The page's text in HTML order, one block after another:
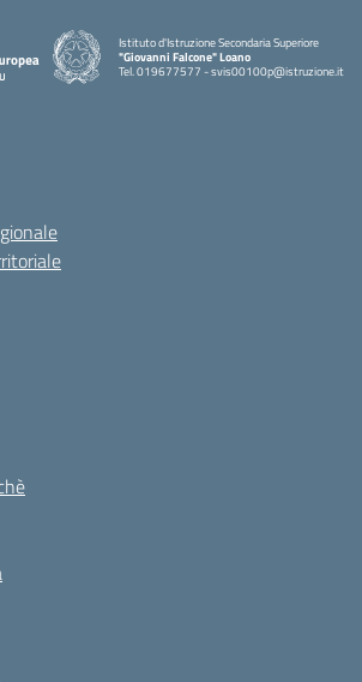
Istituto d'Istruzione Secondaria Superiore
"Giovanni Falcone" Loano
Tel. 019677577 - svis00100p@istruzione.it
— Visita la pagina iniziale della scuola